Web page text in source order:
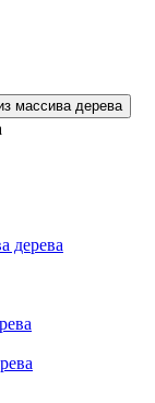
массива дерева
дерева